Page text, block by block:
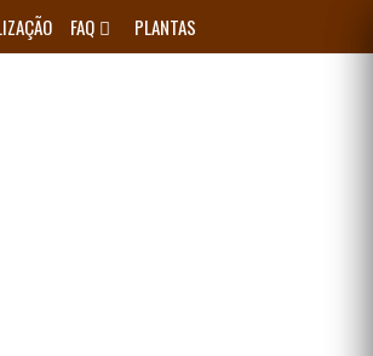
FAQ PLANTAS